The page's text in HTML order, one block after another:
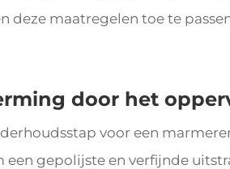
deze maatregelen toe te
door het
voor een
een gepolijste en verfijnde